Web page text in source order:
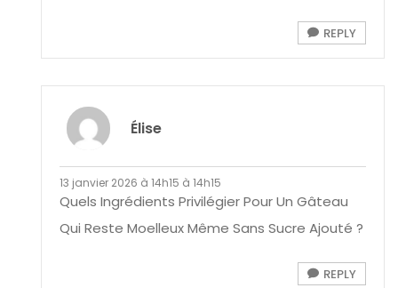
REPLY
Élise
13 janvier 2026 à 14h15 à 14h15
Quels Ingrédients Privilégier Pour Un Gâteau
Qui Reste Moelleux Même Sans Sucre Ajouté ?
REPLY